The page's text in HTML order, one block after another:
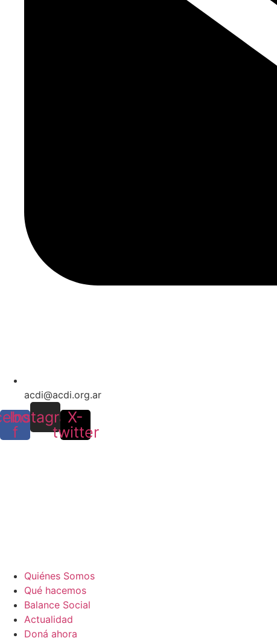
acdi@acdi.org.ar
f
Instagram
X-
twitter
Quiénes Somos
Qué hacemos
Balance Social
Actualidad
Doná ahora